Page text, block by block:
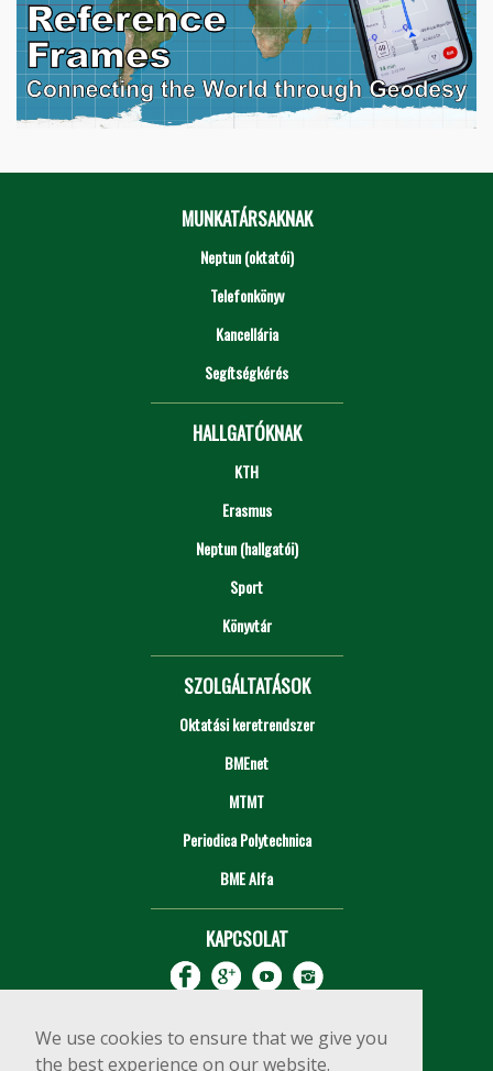
We use cookies to ensure that we give you
the best experience on our website.
MUNKATÁRSAKNAK
Neptun (oktatói)
Telefonkönyv
Kancellária
Segítségkérés
HALLGATÓKNAK
KTH
Erasmus
Neptun (hallgatói)
Sport
Könyvtár
SZOLGÁLTATÁSOK
Oktatási keretrendszer
BMEnet
MTMT
Periodica Polytechnica
BME Alfa
KAPCSOLAT